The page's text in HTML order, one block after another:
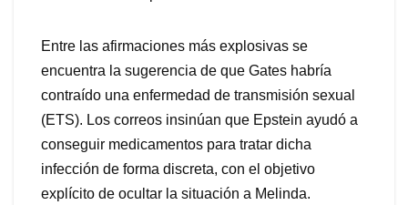
Entre las afirmaciones más explosivas se
encuentra la sugerencia de que Gates habría
contraído una enfermedad de transmisión sexual
(ETS). Los correos insinúan que Epstein ayudó a
conseguir medicamentos para tratar dicha
infección de forma discreta, con el objetivo
explícito de ocultar la situación a Melinda.